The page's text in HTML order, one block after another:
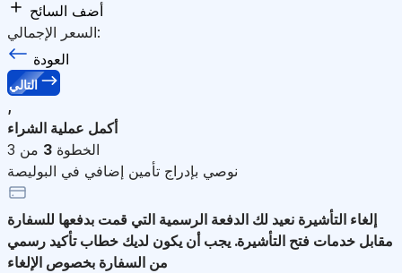
أضف السائح
السعر الإجمالي:
العودة
التالي
,
أكمل عملية الشراء
الخطوة 3 من 3
نوصي بإدراج تأمين إضافي في البوليصة
إلغاء التأشيرة نعيد لك الدفعة الرسمية التي قمت بدفعها للسفارة
مقابل خدمات فتح التأشيرة. يجب أن يكون لديك خطاب تأكيد رسمي
من السفارة بخصوص الإلغاء